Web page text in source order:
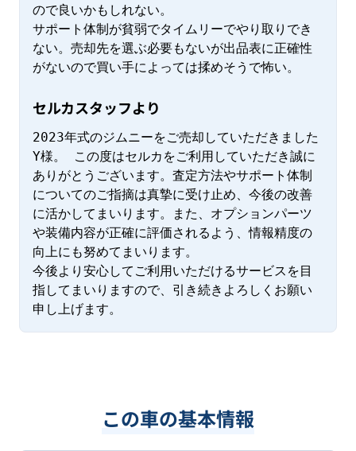
ので良いかもしれない。
サポート体制が貧弱でタイムリーでやり取りでき
ない。売却先を選ぶ必要もないが出品表に正確性
がないので買い手によっては揉めそうで怖い。
セルカスタッフより
2023年式のジムニーをご売却していただきました
Y様。 この度はセルカをご利用していただき誠に
ありがとうございます。査定方法やサポート体制
についてのご指摘は真摯に受け止め、今後の改善
に活かしてまいります。また、オプションパーツ
や装備内容が正確に評価されるよう、情報精度の
向上にも努めてまいります。
今後より安心してご利用いただけるサービスを目
指してまいりますので、引き続きよろしくお願い
申し上げます。
この車の基本情報